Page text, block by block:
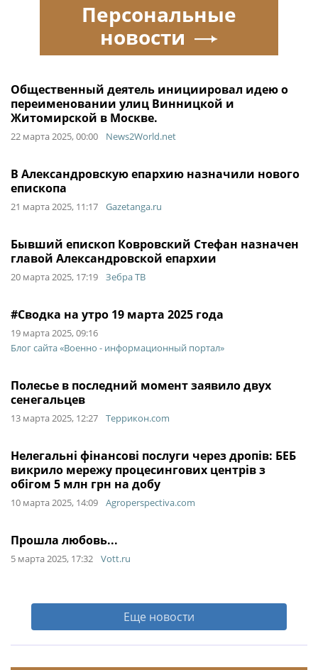
Общественный деятель инициировал идею о
переименовании улиц Винницкой и
Житомирской в Москве.
22 марта 2025, 00:00 News2World.net
В Александровскую епархию назначили нового
епископа
21 марта 2025, 11:17 Gazetanga.ru
Бывший епископ Ковровский Стефан назначен
главой Александровской епархии
20 марта 2025, 17:19 Зебра ТВ
#Сводка на утро 19 марта 2025 года
19 марта 2025, 09:16
Блог сайта «Военно - информационный портал»
Полесье в последний момент заявило двух
сенегальцев
13 марта 2025, 12:27 Террикон.com
Нелегальні фінансові послуги через дропів: БЕБ
викрило мережу процесингових центрів з
обігом 5 млн грн на добу
10 марта 2025, 14:09 Agroperspectiva.com
Прошла любовь...
5 марта 2025, 17:32 Vott.ru
Еще новости
Персональные
новости